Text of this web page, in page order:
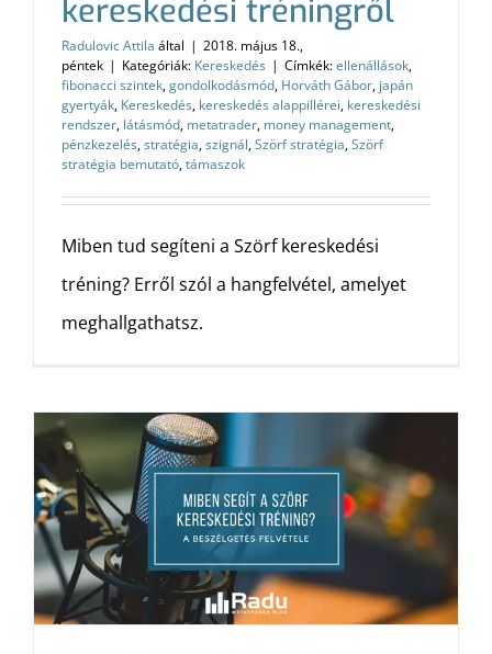
kereskedési tréningről
Radulovic Attila által | 2018. május 18.,
péntek | Kategóriák: Kereskedés | Címkék:ellenállások,
fibonacci szintek,gondolkodásmód, Horváth Gábor, japán
gyertyák, Kereskedés, kereskedés alappillérei, kereskedési
rendszer, látásmód, metatrader, money management,
pénzkezelés,stratégia,szignál,Szörf stratégia,Szörf
stratégia bemutató,támaszok
Miben tud segíteni a Szörf kereskedési
tréning? Erről szól a hangfelvétel, amelyet
meghallgathatsz.